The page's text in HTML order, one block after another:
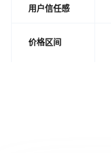
用户信任感
价格区间